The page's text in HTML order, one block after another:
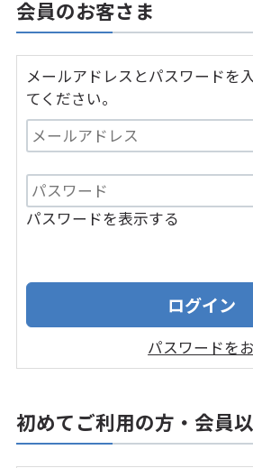
会員のお客さま
メールアドレスとパスワードを
てください。
パスワードを表示する
パスワードを
初めてご利用の方・会員